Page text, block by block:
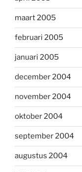
maart 2005
februari 2005
januari 2005
december 2004
november 2004
oktober 2004
september 2004
augustus 2004